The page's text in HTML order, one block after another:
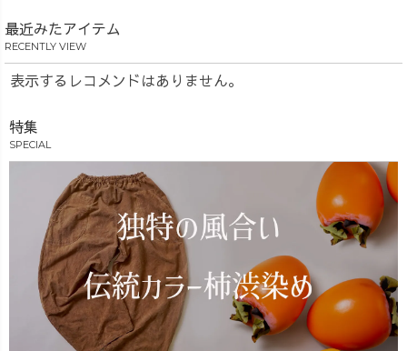
最近みたアイテム
RECENTLY VIEW
表示するレコメンドはありません。
特集
SPECIAL